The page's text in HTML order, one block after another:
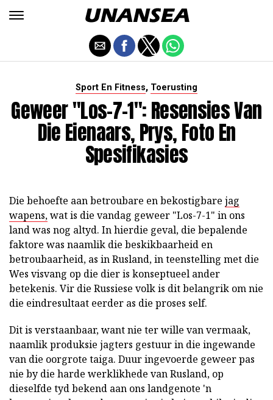
Sport En Fitness, Toerusting
Geweer "Los-7-1": Resensies Van
Die Eienaars, Prys, Foto En
Spesifikasies
Die behoefte aan betroubare en bekostigbare jag
wapens,wat is die vandag geweer "Los-7-1" in ons
land was nog altyd. In hierdie geval, die bepalende
faktore was naamlik die beskikbaarheid en
betroubaarheid, as in Rusland, in teenstelling met die
Wes visvang op die dier is konseptueel ander
betekenis. Vir die Russiese volk is dit belangrik om nie
die eindresultaat eerder as die proses self.
Dit is verstaanbaar, want nie ter wille van vermaak,
naamlik produksie jagters gestuur in die ingewande
van die oorgrote taiga. Duur ingevoerde geweer pas
nie by die harde werklikhede van Rusland, op
dieselfde tyd bekend aan ons landgenote 'n